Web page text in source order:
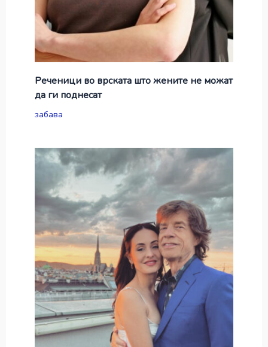
Реченици во врската што жените не можат
да ги поднесат
забава